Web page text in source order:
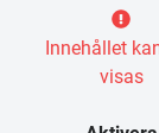
Innehållet
visas